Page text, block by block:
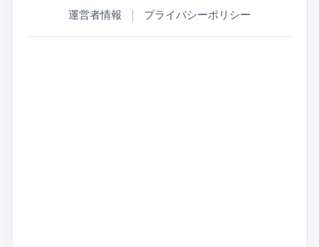
運営者情報 ｜ プライバシーポリシー